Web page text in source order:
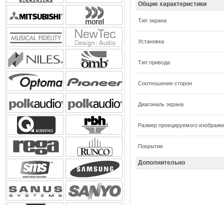
Общие характеристики
Тип экрана
Установка
Тип привода
Соотношение сторон
Диагональ экрана
Размер проецируемого
Покрытие
Дополнительно